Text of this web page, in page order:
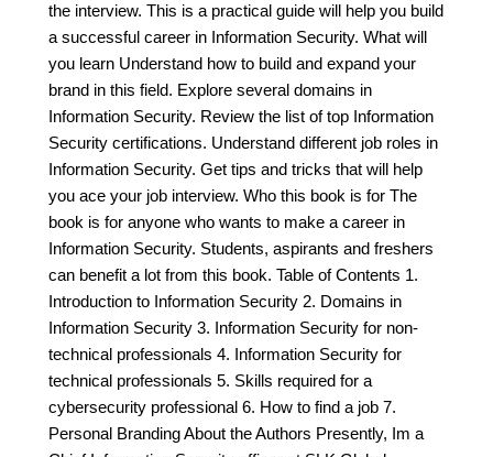
the interview. This is a practical guide will help you build
a successful career in Information Security. What will
you learn Understand how to build and expand your
brand in this field. Explore several domains in
Information Security. Review the list of top Information
Security certifications. Understand different job roles in
Information Security. Get tips and tricks that will help
you ace your job interview. Who this book is for The
book is for anyone who wants to make a career in
Information Security. Students, aspirants and freshers
can benefit a lot from this book. Table of Contents 1.
Introduction to Information Security 2. Domains in
Information Security 3. Information Security for non-
technical professionals 4. Information Security for
technical professionals 5. Skills required for a
cybersecurity professional 6. How to find a job 7.
Personal Branding About the Authors Presently, Im a